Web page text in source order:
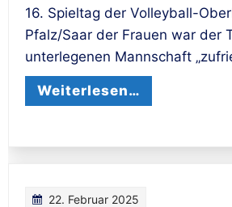
16. Spieltag der Volleyball-
Pfalz/Saar der Frauen war der
unterlegenen Mannschaft
Weiterlesen…
22. Februar 2025